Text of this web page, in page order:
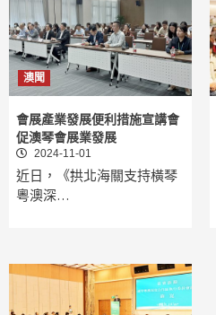
澳聞
會展產業發展便利措施宣講會
促澳琴會展業發展
2024-11-01
近日，《拱北海關支持橫琴
粵澳深…